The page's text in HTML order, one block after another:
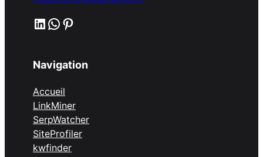
LinkedIn WhatsApp Pinterest
Navigation
Accueil
LinkMiner
SerpWatcher
SiteProfiler
kwfinder